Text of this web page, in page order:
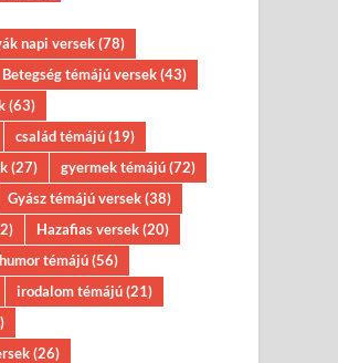
napi versek(78)
Betegség témájú versek(43)
(63)
család témájú(19)
(27) gyermek témájú(72)
Gyász témájú versek(38)
Hazafias versek(20)
humor témájú(56)
irodalom témájú(21)
(26)